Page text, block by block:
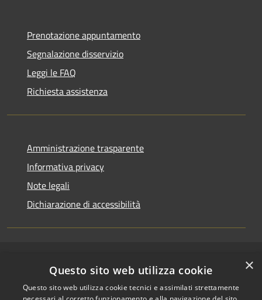
Prenotazione appuntamento
Segnalazione disservizio
Leggi le FAQ
Richiesta assistenza
Amministrazione trasparente
Informativa privacy
Note legali
Dichiarazione di accessibilità
Accessibilità
Privacy
Copyright © 2026 • Comune di
Riccione • Powered by
Municipium•Accesso
×
Questo sito web utilizza cookie
Questo sito web utilizza cookie tecnici e assimilati strettamente